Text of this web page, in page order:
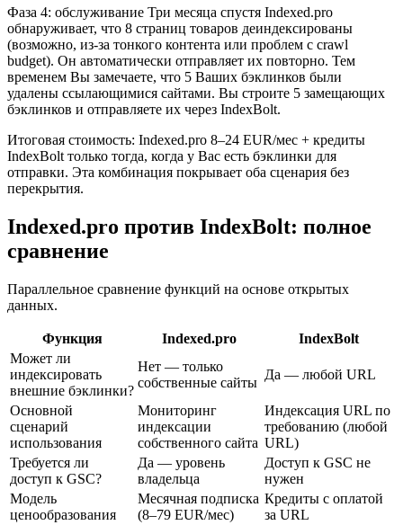
Фаза 4: обслуживание Три месяца спустя Indexed.pro
обнаруживает, что 8 страниц товаров деиндексированы
(возможно, из-за тонкого контента или проблем с crawl
budget). Он автоматически отправляет их повторно. Тем
временем Вы замечаете, что 5 Ваших бэклинков были
удалены ссылающимися сайтами. Вы строите 5 замещающих
бэклинков и отправляете их через IndexBolt.
Итоговая стоимость: Indexed.pro 8–24 EUR/мес + кредиты
IndexBolt только тогда, когда у Вас есть бэклинки для
отправки. Эта комбинация покрывает оба сценария без
перекрытия.
Indexed.pro против IndexBolt: полное
сравнение
Параллельное сравнение функций на основе открытых
данных.
Функция Indexed.pro
IndexBolt
Может ли
индексировать
внешние бэклинки?
Нет — только
собственные сайты
Да — любой URL
Основной
сценарий
использования
Мониторинг
индексации
собственного сайта
Индексация URL по
требованию (любой
URL)
Требуется ли
доступ к GSC?
Да — уровень
владельца
Доступ к GSC не
нужен
Модель
ценообразования
Месячная подписка
(8–79 EUR/мес)
Кредиты с оплатой
за URL